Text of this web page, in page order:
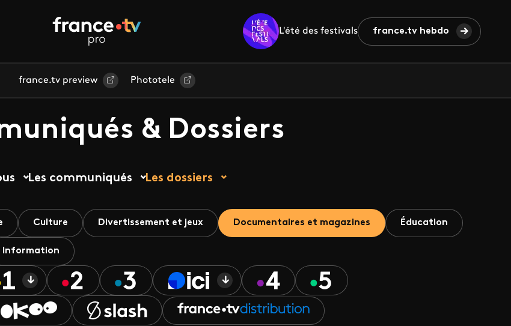
L'été des festivals france.tv hebdo
france.tv preview Phototele
& Dossiers
Les communiqués Les dossiers
Culture Divertissement et jeux Documentaires et magazines Éducation
Information